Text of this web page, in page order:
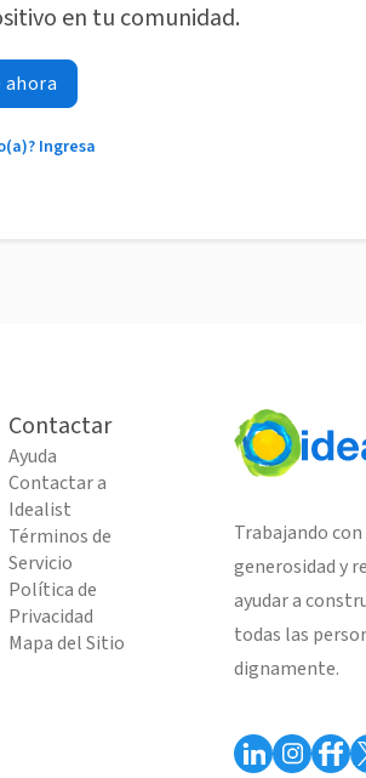
en tu comunidad.
Ingresa
Contactar
Ayuda
Contactar a
Idealist
Términos de
Servicio
Política de
Privacidad
Mapa del Sitio
Trabajando
generosidad y
ayudar a
todas las
dignamente.